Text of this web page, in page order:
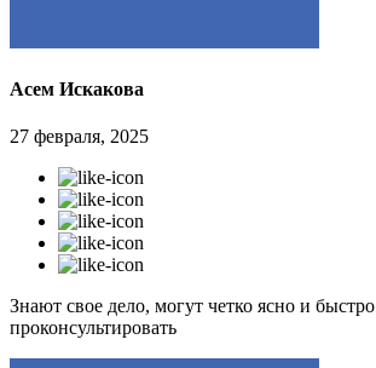
Асем Искакова
27 февраля, 2025
Знают свое дело, могут четко ясно и быстро
проконсультировать